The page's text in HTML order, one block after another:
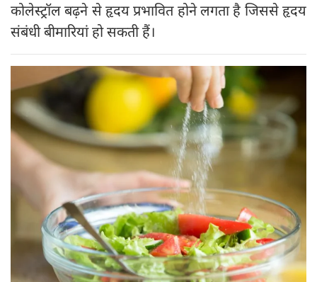
कोलेस्ट्रॉल बढ़ने से हृदय प्रभावित होने लगता है जिससे हृदय
संबंधी बीमारियां हो सकती हैं।